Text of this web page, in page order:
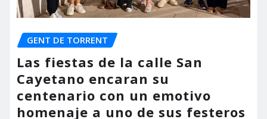
GENT DE TORRENT
Las fiestas de la calle San
Cayetano encaran su
centenario con un emotivo
homenaje a uno de sus festeros